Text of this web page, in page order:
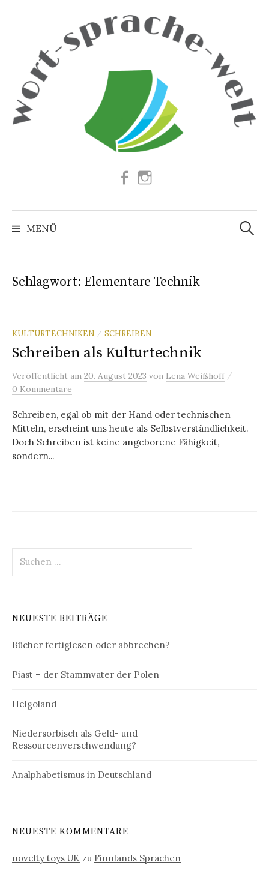
Facebook
MENÜ
Suchen
nach:
Schlagwort: Elementare Technik
KULTURTECHNIKEN / SCHREIBEN
Schreiben als Kulturtechnik
Veröffentlicht am 20. August 2023 von Lena Weißhoff /
0 Kommentare
Schreiben, egal ob mit der Hand oder technischen
Mitteln, erscheint uns heute als Selbstverständlichkeit.
Doch Schreiben ist keine angeborene Fähigkeit,
sondern...
nach:
NEUESTE BEITRÄGE
Bücher fertiglesen oder abbrechen?
Piast – der Stammvater der Polen
Helgoland
Niedersorbisch als Geld- und
Ressourcenverschwendung?
Analphabetismus in Deutschland
NEUESTE KOMMENTARE
novelty toys UK zu Finnlands Sprachen